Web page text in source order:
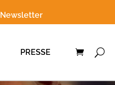
Newsletter
PRESSE